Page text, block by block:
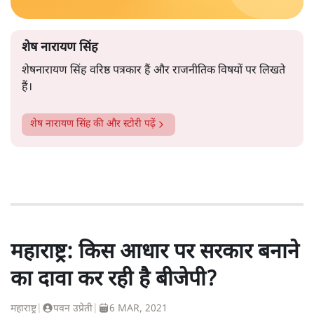
शेष नारायण सिंह
शेषनारायण सिंह वरिष्ठ पत्रकार हैं और राजनीतिक विषयों पर लिखते
हैं।
शेष नारायण सिंहकी और स्टोरी पढ़ें
महाराष्ट्र: किस आधार पर सरकार बनाने
का दावा कर रही है बीजेपी?
महाराष्ट्र| पवन उप्रेती 6 MAR, 2021